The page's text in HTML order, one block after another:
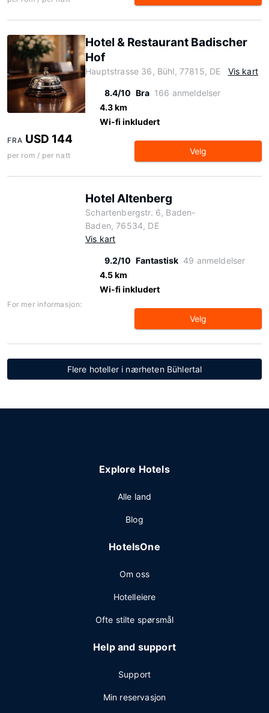
Hotel & Restaurant Badischer
Hof
Hauptstrasse 36, Bühl, 77815, DE Vis kart
8.4/10 Bra 166 anmeldelser
4.3 km
Wi-fi inkludert
FRA USD 144
per rom / per natt Velg
Hotel Altenberg
Schartenbergstr. 6, Baden-
Baden, 76534, DE
Vis kart
9.2/10 Fantastisk 49 anmeldelser
4.5 km
Wi-fi inkludert
For mer informasjon:
Velg
Flere hoteller i nærheten Bühlertal
Explore Hotels
Alle land
Blog
HotelsOne
Om oss
Hotelleiere
Ofte stilte spørsmål
Help and support
Support
Min reservasjon